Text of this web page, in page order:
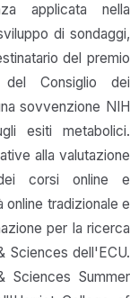
applicata nella
di sondaggi,
del premio
del Consiglio dei
sovvenzione NIH
esiti metabolici.
alla valutazione
corsi online e
online tradizionale e
per la ricerca
Sciences dell'ECU.
Sciences Summer